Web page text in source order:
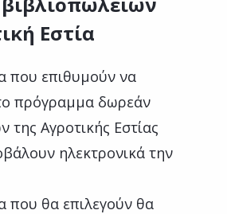
Εστία
που επιθυμούν να
πρόγραμμα δωρεάν
της Αγροτικής Εστίας
ηλεκτρονικά την
που θα επιλεγούν θα